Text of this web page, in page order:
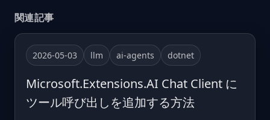
関連記事
2026-05-03 llm ai-agents dotnet
Microsoft.Extensions.AI Chat Client に
ツール呼び出しを追加する方法